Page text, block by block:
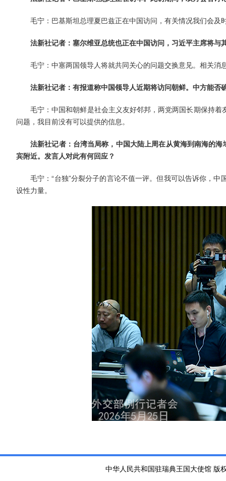
毛宁：巴基斯坦总理夏巴兹正在中国访问，有关情况我们会及
法新社记者：塞尔维亚总统也正在中国访问，习近平主席将
毛宁：中塞两国领导人将就共同关心的问题交换意见。相关消
法新社记者：有报道称中国领导人近期将访问朝鲜。中方能否
毛宁：中国和朝鲜是社会主义友好邻邦，两党两国长期保持
问题，我目前没有可以提供的信息。
法新社记者：台湾当局称，中国大陆上周在从黄海到南海的
宾附近。发言人对此有何回应？
毛宁：“台独”分裂分子的言论不值一评。但我可以告诉你，
设性力量。
中华人民共和国驻瑞典王国大使馆 版